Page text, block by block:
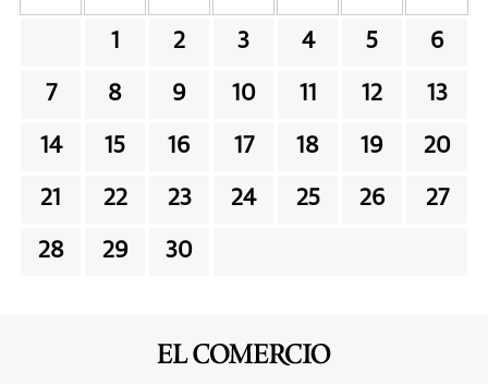
1 2 3 4 5 6
7 8 9 10 11 12 13
14 15 16 17 18 19 20
21 22 23 24 25 26 27
28 29 30